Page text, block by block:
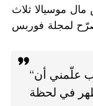
موسيالا ثلاث
“الكرة علمتني الصبر، والذهب علّمني أن